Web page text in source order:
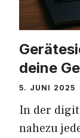
deine
5. JUNI 2025
In der
nahezu